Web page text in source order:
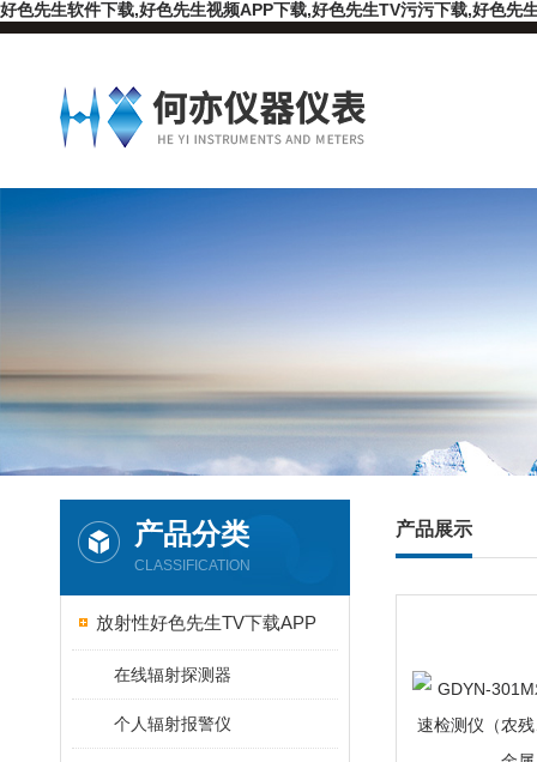
好色先生软件下载,好色先生视频APP下载,好色先生TV污污下载,好色先
产品分类
CLASSIFICATION
放射性好色先生TV下载APP
在线辐射探测器
个人辐射报警仪
产品展示